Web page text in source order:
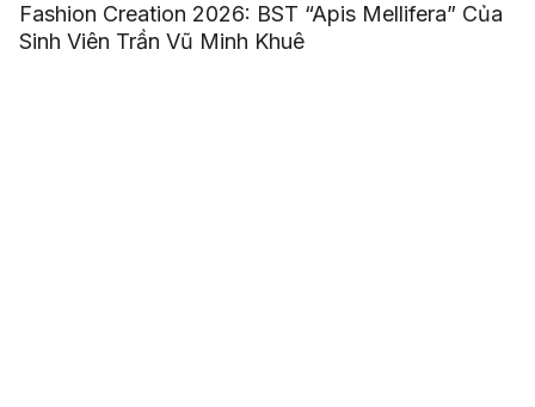
Fashion Creation 2026: BST “Apis Mellifera” Của
Sinh Viên Trần Vũ Minh Khuê